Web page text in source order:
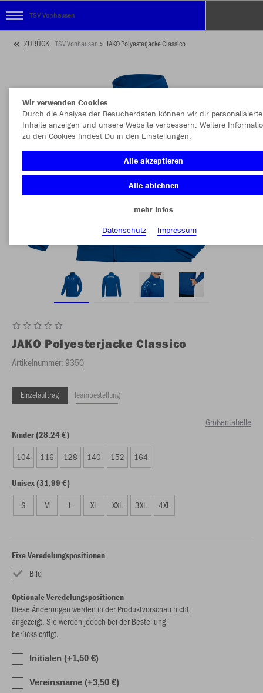
TSV Vonhausen
ZURÜCK TSV Vonhausen JAKO Polyesterjacke Classico
JAKO Polyesterjacke Classico
Artikelnummer:9350
Einzelauftrag Teambestellung
Größentabelle
Kinder (28,24 €)
104 116 128 140 152 164
Unisex (31,99 €)
S M L XL XXL 3XL 4XL
Fixe Veredelungspositionen
Bild
Optionale Veredelungspositionen
Diese Änderungen werden in der Produktvorschau nicht
angezeigt. Sie werden jedoch bei der Bestellung
berücksichtigt.
Initialen (+1,50 €)
Vereinsname (+3,50 €)
Wir verwenden Cookies
Durch die Analyse der Besucherdaten können wir dir personalisierte
Inhalte anzeigen und unsere Website verbessern. Weitere
zu den Cookies findest Du in den Einstellungen.
Alle akzeptieren
Alle ablehnen
mehr Infos
Datenschutz
Impressum